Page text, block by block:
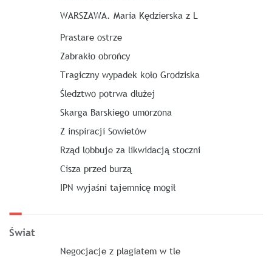
WARSZAWA. Maria Kędzierska z L
Prastare ostrze
Zabrakło obrońcy
Tragiczny wypadek koło Grodziska
Śledztwo potrwa dłużej
Skarga Barskiego umorzona
Z inspiracji Sowietów
Rząd lobbuje za likwidacją stoczni
Cisza przed burzą
IPN wyjaśni tajemnicę mogił
Świat
Negocjacje z plagiatem w tle